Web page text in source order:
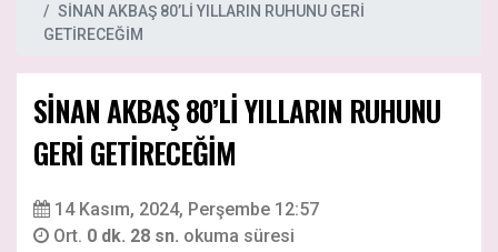
SİNAN AKBAŞ 80’Lİ YILLARIN RUHUNU GERİ
GETİRECEĞİM
SİNAN AKBAŞ 80’Lİ YILLARIN RUHUNU
GERİ GETİRECEĞİM
14 Kasım, 2024, Perşembe 12:57
Ort. 0 dk. 28 sn. okuma süresi